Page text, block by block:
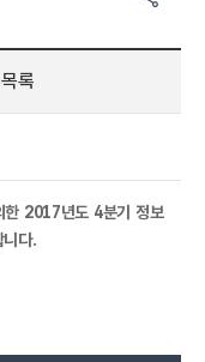
록
한 2017년도 4분기 정보
니다.